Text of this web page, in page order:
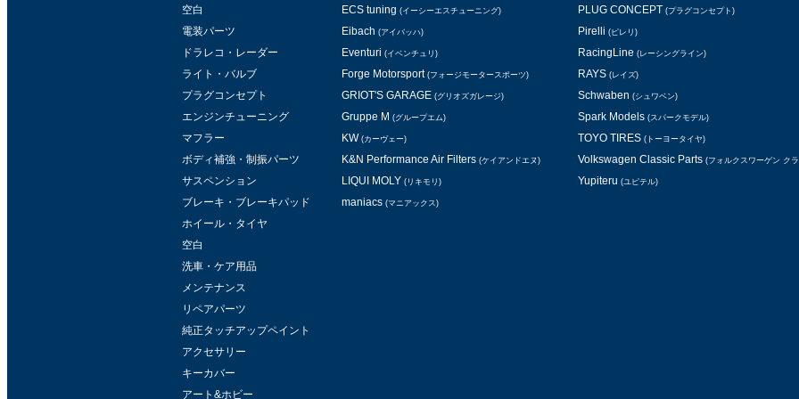
空白
電装パーツ
ドラレコ・レーダー
ライト・バルブ
プラグコンセプト
エンジンチューニング
マフラー
ボディ補強・制振パーツ
サスペンション
ブレーキ・ブレーキパッド
ホイール・タイヤ
空白
洗車・ケア用品
メンテナンス
リペアパーツ
純正タッチアップペイント
アクセサリー
キーカバー
アート&ホビー
ECS tuning (イーシーエスチューニング)
Eibach (アイバッハ)
Eventuri (イベンチュリ)
Forge Motorsport (フォージモータースポーツ)
GRIOT'S GARAGE (グリオズガレージ)
Gruppe M (グループエム)
KW (カーヴェー)
K&N Performance Air Filters (ケイアンドエヌ)
LIQUI MOLY (リキモリ)
maniacs (マニアックス)
PLUG CONCEPT (プラグコンセプト)
Pirelli (ピレリ)
RacingLine (レーシングライン)
RAYS (レイズ)
Schwaben (シュワベン)
Spark Models (スパークモデル)
TOYO TIRES (トーヨータイヤ)
Volkswagen Classic Parts (フォルクスワーゲン ク
Yupiteru (ユピテル)